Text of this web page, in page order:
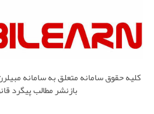
کلیه حقوق سامانه متعلق به سامانه
بازنشر مطالب پیگرد